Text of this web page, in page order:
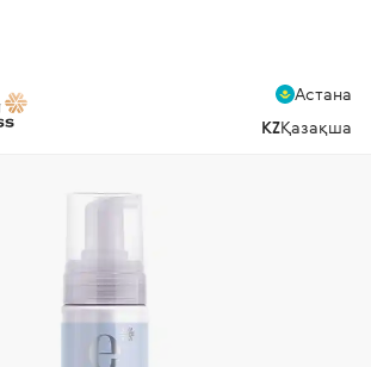
Астана
KZҚазақша